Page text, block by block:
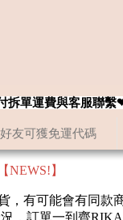
友可獲免運代碼
拆單運費與客服聯